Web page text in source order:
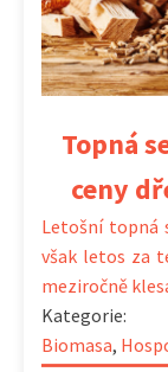
Topná
ceny
Letošní topná
však letos za
meziročně
Kategorie:
Biomasa,